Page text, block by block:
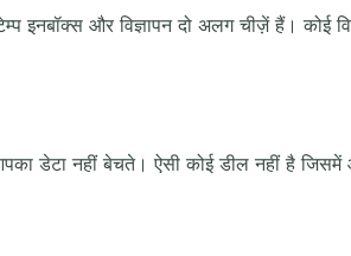
इनबॉक्स और विज्ञापन दो अलग चीज़ें हैं।
डेटा नहीं बेचते। ऐसी कोई डील नहीं है